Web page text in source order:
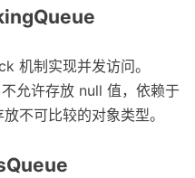
机制实现并发访问。
允许存放 null 值，依赖于
不可比较的对象类型。